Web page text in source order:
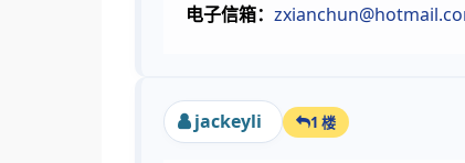
电子信箱：
jackeyli 1 楼